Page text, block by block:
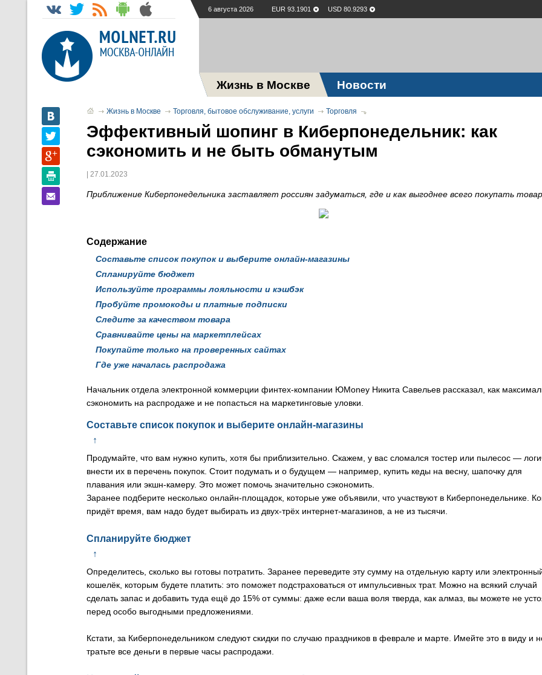
6 августа 2026 EUR 93.1901 USD 80.9293
Жизнь в Москве Новости
Жизнь в Москве Торговля, бытовое обслуживание, услуги Торговля
Эффективный шопинг в Киберпонедельник: как
сэкономить и не быть обманутым
| 27.01.2023
Приближение Киберпонедельника заставляет россиян задуматься, где и как выгоднее всего покупать
Содержание
Составьте список покупок и выберите онлайн-магазины
Спланируйте бюджет
Используйте программы лояльности и кэшбэк
Пробуйте промокоды и платные подписки
Следите за качеством товара
Сравнивайте цены на маркетплейсах
Покупайте только на проверенных сайтах
Где уже началась распродажа
Начальник отдела электронной коммерции финтех-компании ЮMoney Никита Савельев рассказал, как
сэкономить на распродаже и не попасться на маркетинговые уловки.
Составьте список покупок и выберите онлайн-магазины
↑
Продумайте, что вам нужно купить, хотя бы приблизительно. Скажем, у вас сломался тостер или пылесос —
внести их в перечень покупок. Стоит подумать и о будущем — например, купить кеды на весну, шапочку для
плавания или экшн-камеру. Это может помочь значительно сэкономить.
Заранее подберите несколько онлайн-площадок, которые уже объявили, что участвуют в Киберпонедельнике.
придёт время, вам надо будет выбирать из двух-трёх интернет-магазинов, а не из тысячи.
Спланируйте бюджет
↑
Определитесь, сколько вы готовы потратить. Заранее переведите эту сумму на отдельную карту или
кошелёк, которым будете платить: это поможет подстраховаться от импульсивных трат. Можно на всякий случай
сделать запас и добавить туда ещё до 15% от суммы: даже если ваша воля тверда, как алмаз, вы можете не
перед особо выгодными предложениями.
Кстати, за Киберпонедельником следуют скидки по случаю праздников в феврале и марте. Имейте это в виду и
тратьте все деньги в первые часы распродажи.